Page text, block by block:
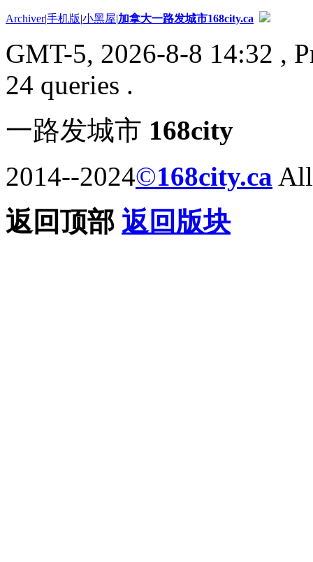
Archiver|手机版|小黑屋|加拿大一路发城市168city.ca
GMT-5, 2026-8-8 14:32 ,
24 queries .
一路发城市 168city
2014--2024©168city.ca
返回顶部 返回版块